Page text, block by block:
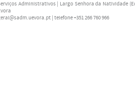
Administrativos | Largo Senhora da Natividade
| telefone +351 266 760 966